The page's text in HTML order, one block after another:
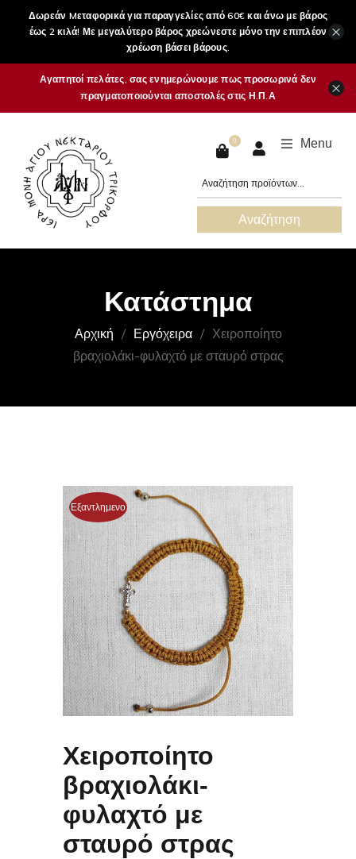
Δωρεάν Mεταφορικά για παραγγελίες από 60€ και άνω με βάρος
έως 2 κιλά! Με μεγαλύτερο βάρος χρεώνεστε μόνο την επιπλέον
χρέωση βάσει βάρους.
×
Αγαπητοί πελάτες, σας ενημερώνουμε πως προσωρινά δεν
πραγματοποιούνται αποστολές στις Η.Π.Α
×
0 Menu
Αναζήτηση
Κατάστημα
Αρχική Εργόχειρα
Χειροποίητο
βραχιολάκι-φυλαχτό με σταυρό στρας
Εξαντλημενο
Χειροποίητο
βραχιολάκι-
φυλαχτό με
σταυρό στρας